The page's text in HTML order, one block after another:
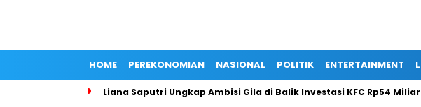
HOME PEREKONOMIAN NASIONAL POLITIK ENTERTAINMENT
Liana Saputri Ungkap Ambisi Gila di Balik Investasi KFC Rp54 Miliar